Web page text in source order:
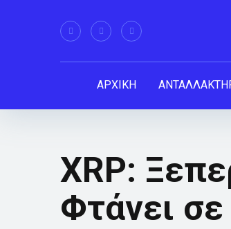
ΑΡΧΙΚΗ
XRP:
Φτάνει